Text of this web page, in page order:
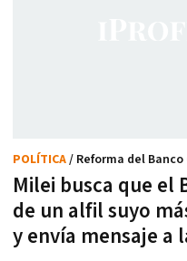
Milei busca que el
de un alfil suyo
y envía mensaje a
POLÍTICA/ Reforma del